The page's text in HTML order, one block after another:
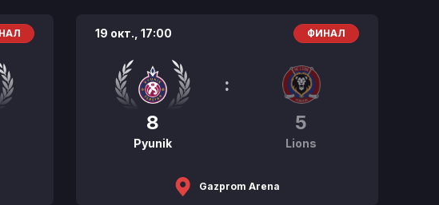
19 окт., 17:00 ФИНАЛ
8
Pyunik
:
5
Lions
Gazprom Arena